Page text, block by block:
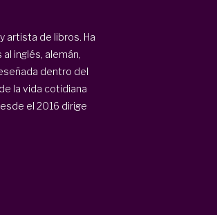
artista de libros. Ha
inglés, alemán,
dentro del
la vida cotidiana
el 2016 dirige